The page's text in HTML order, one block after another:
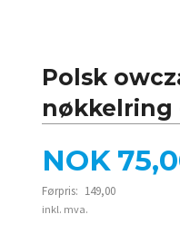
Polsk
nøkkelring
Tilbud
NOK
Førpris: 149,00
Rabatt
inkl. mva.